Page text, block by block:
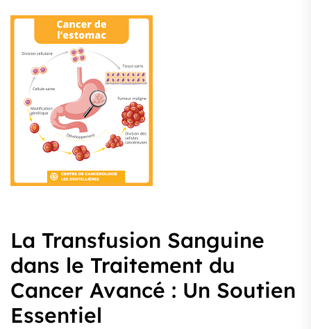
La Transfusion Sanguine
dans le Traitement du
Cancer Avancé : Un Soutien
Essentiel